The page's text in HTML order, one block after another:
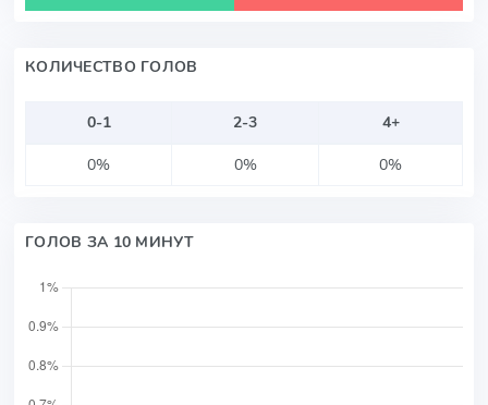
КОЛИЧЕСТВО ГОЛОВ
0-1 2-3
4+
0%
0% 0%
ГОЛОВ ЗА 10 МИНУТ